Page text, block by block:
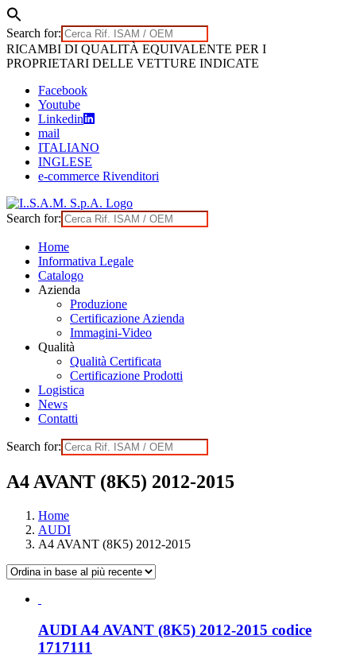
Search for:
Skip
to
RICAMBI DI QUALITÀ EQUIVALENTE PER I
PROPRIETARI DELLE VETTURE INDICATE
Facebook
Youtube
Linkedin
mail
ITALIANO
INGLESE
e-commerce Rivenditori
Search for:
Home
Informativa Legale
Catalogo
Azienda
Produzione
Certificazione Azienda
Immagini-Video
Qualità
Qualità Certificata
Certificazione Prodotti
Logistica
News
Contatti
Search for:
A4 AVANT (8K5) 2012-2015
Home
AUDI
A4 AVANT (8K5) 2012-2015
AUDI A4 AVANT (8K5) 2012-2015 codice
1717111